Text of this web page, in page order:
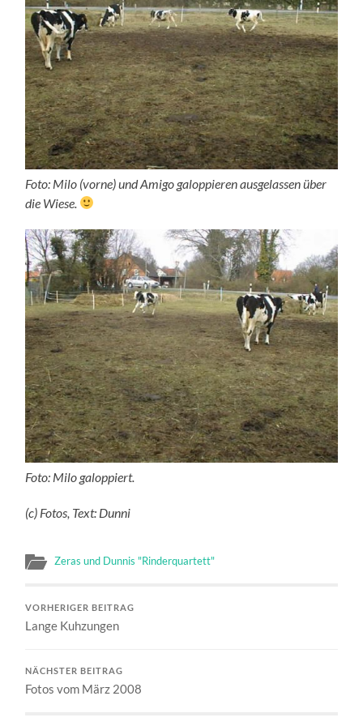
Foto: Milo (vorne) und Amigo galoppieren ausgelassen über
die Wiese.
Foto: Milo galoppiert.
(c) Fotos, Text: Dunni
Zeras und Dunnis "Rinderquartett"
VORHERIGER BEITRAG
Lange Kuhzungen
NÄCHSTER BEITRAG
Fotos vom März 2008